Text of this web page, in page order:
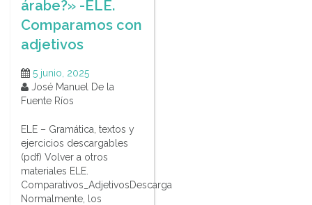
árabe?» -ELE.
Comparamos con
adjetivos
5 junio, 2025
José Manuel De la
Fuente Ríos
ELE – Gramática, textos y
ejercicios descargables
(pdf) Volver a otros
materiales ELE.
Comparativos_AdjetivosDescarga
Normalmente, los